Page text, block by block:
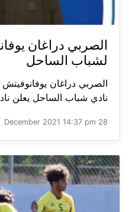
الصربي دراغان
لشباب الساحل
الصربي دراغان يوفانوفيتش
نادي شباب الساحل يعلن
28 December 2021 14:37 pm